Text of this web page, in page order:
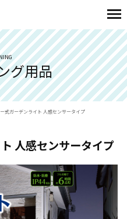
グ用品
式ガーデンライト 人感センサータイプ
人感センサータイプ